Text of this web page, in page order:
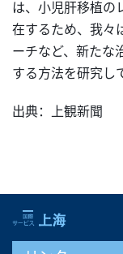
は、小児肝移植の
在するため、我々
ーチなど、新たな
する方法を研究し
出典：上観新聞